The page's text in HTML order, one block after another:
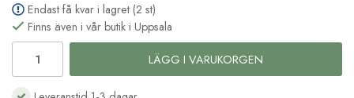
Endast få kvar i lagret (2 st)
Finns även i vår butik i Uppsala
LÄGG I VARUKORGEN